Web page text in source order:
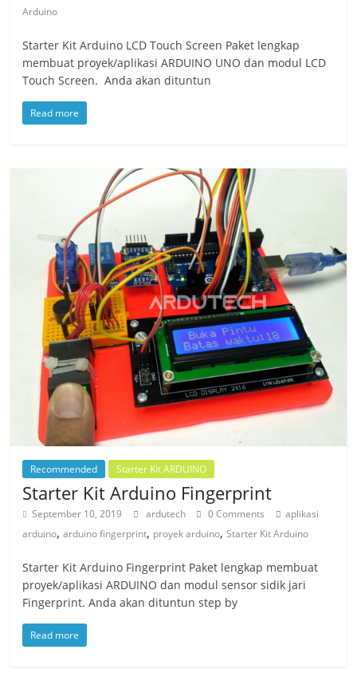
Arduino
Starter Kit Arduino LCD Touch Screen Paket lengkap
membuat proyek/aplikasi ARDUINO UNO dan modul LCD
Touch Screen. Anda akan dituntun
Read more
Recommended Starter Kit ARDUINO
Starter Kit Arduino Fingerprint
September 10, 2019 ardutech 0 Comments
aplikasi
arduino,arduino fingerprint, proyek arduino,Starter Kit Arduino
Starter Kit Arduino Fingerprint Paket lengkap membuat
proyek/aplikasi ARDUINO dan modul sensor sidik jari
Fingerprint. Anda akan dituntun step by
Read more